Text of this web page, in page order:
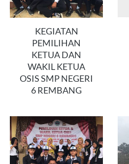
KEGIATAN
PEMILIHAN
KETUA DAN
WAKIL KETUA
OSIS SMP NEGERI
6 REMBANG